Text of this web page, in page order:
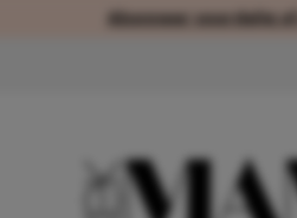
Abonneer voordelig of